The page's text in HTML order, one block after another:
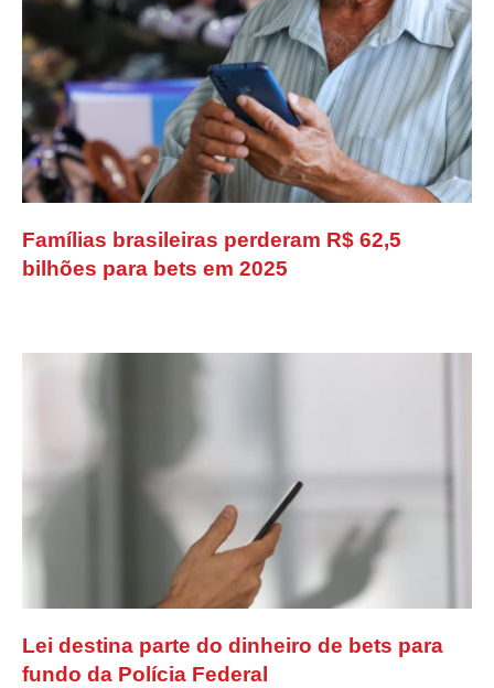
Famílias brasileiras perderam R$ 62,5
bilhões para bets em 2025
Lei destina parte do dinheiro de bets para
fundo da Polícia Federal